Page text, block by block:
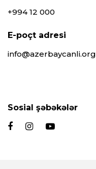
+994 12 000
E-poçt adresi
info@azerbaycanli.org
Sosial şəbəkələr